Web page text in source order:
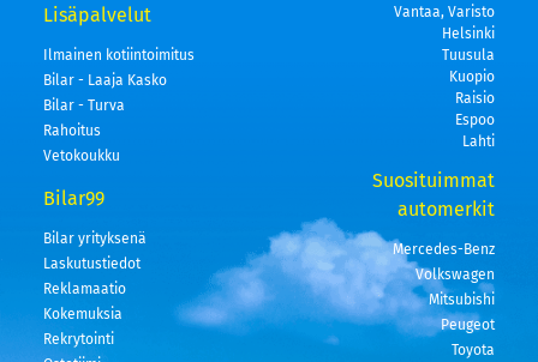
Lisäpalvelut
Ilmainen kotiintoimitus
Bilar - Laaja Kasko
Bilar - Turva
Rahoitus
Vetokoukku
Bilar99
Bilar yrityksenä
Laskutustiedot
Reklamaatio
Kokemuksia
Rekrytointi
Vantaa, Varisto
Helsinki
Tuusula
Kuopio
Raisio
Espoo
Lahti
Suosituimmat
automerkit
Mercedes-Benz
Volkswagen
Mitsubishi
Peugeot
Toyota